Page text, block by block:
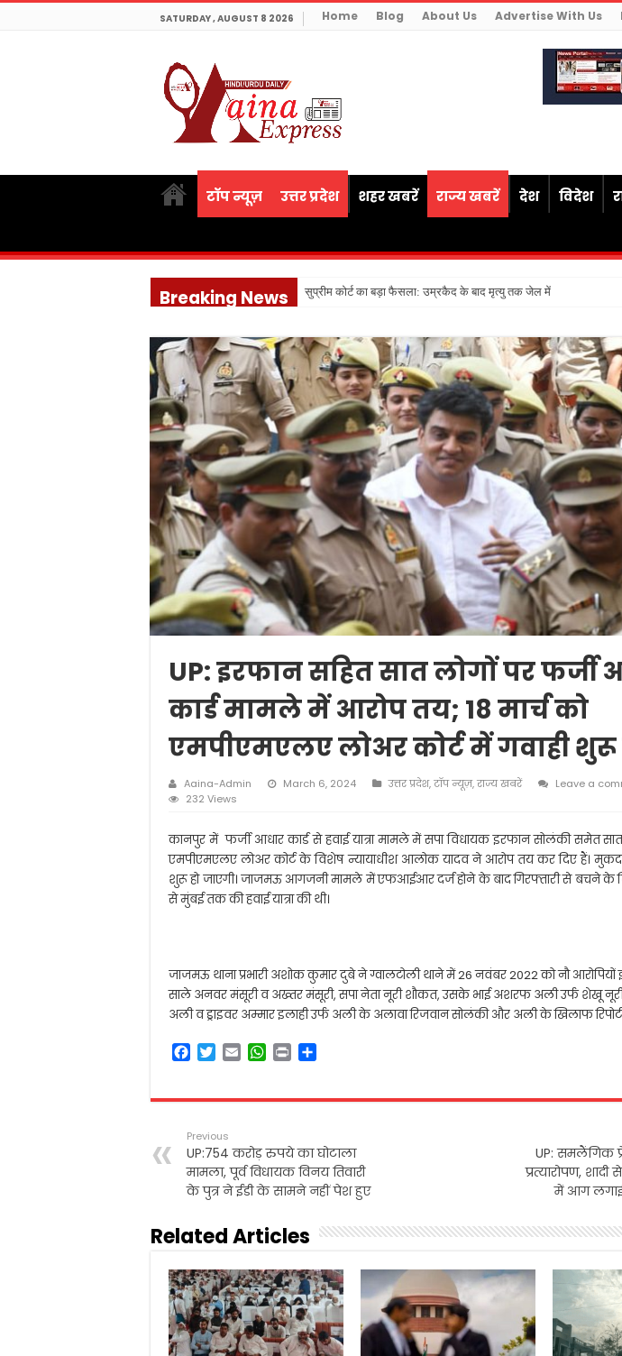
SATURDAY , AUGUST 8 2026 Home Blog About Us Advertise With Us
टॉप न्यूज़ उत्तर प्रदेश शहर खबरें राज्य खबरें देश विदेश
Breaking News सुप्रीम कोर्ट का बड़ा फैसला: उम्रकैद के बाद मृत्यु तक जेल में रखने की सजा
UP: इरफान सहित सात लोगों पर फर्जी
कार्ड मामले में आरोप तय; 18 मार्च को
एमपीएमएलए लोअर कोर्ट में गवाही शुरू
Aaina-Admin March 6, 2024 उत्तर प्रदेश,टॉप न्यूज़,राज्य खबरें
Leave a
232 Views
कानपुर में फर्जी आधार कार्ड से हवाई यात्रा मामले में सपा विधायक इरफान सोलंकी समेत
एमपीएमएलए लोअर कोर्ट के विशेष न्यायाधीश आलोक यादव ने आरोप तय कर दिए हैं।
शुरू हो जाएगी। जाजमऊ आगजनी मामले में एफआईआर दर्ज होने के बाद गिरफ्तारी से बचने के
से मुंबई तक की हवाई यात्रा की थी।
जाजमऊ थाना प्रभारी अशोक कुमार दुबे ने ग्वालटोली थाने में 26 नवंबर 2022 को नौ
साले अनवर मंसूरी व अख्तर मंसूरी, सपा नेता नूरी शौकत, उसके भाई अशरफ अली उर्फ शेखू
अली व ड्राइवर अम्मार इलाही उर्फ अली के अलावा रिजवान सोलंकी और अली के खिलाफ रिपोर्ट
F
e
o
o
k
T
t
e
r
E
i
W
t
p
p
P
n
r
Previous
UP:754 करोड़ रुपये का घोटाला
मामला, पूर्व विधायक विनय तिवारी
के पुत्र ने ईडी के सामने नहीं पेश हुए
UP: समलैंगिक
प्रत्यारोपण,
में आग
Related Articles